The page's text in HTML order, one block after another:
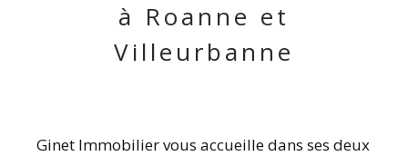
à Roanne et
Villeurbanne
Ginet Immobilier vous accueille dans ses deux